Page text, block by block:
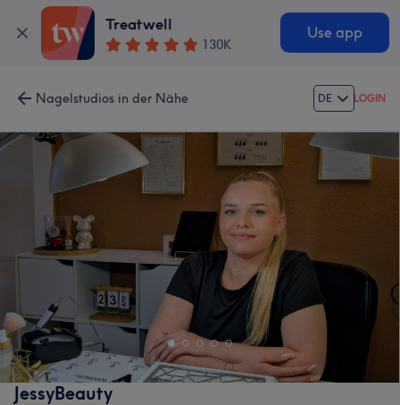
Treatwell
130K
Use app
Nagelstudios in der Nähe DE LOGIN
JessyBeauty